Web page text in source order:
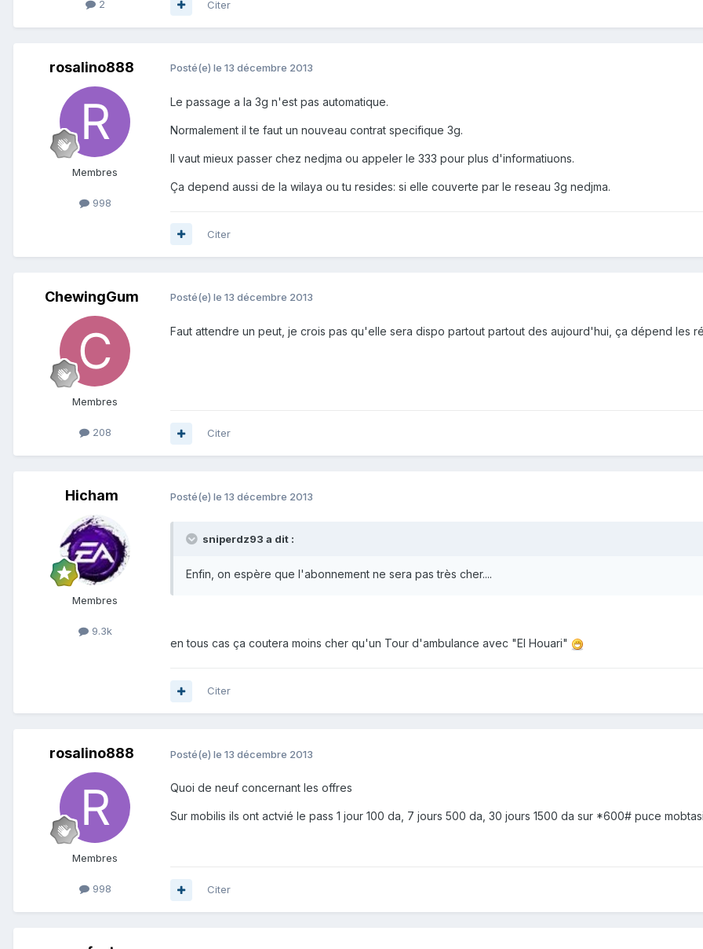
2 Citer
rosalino888
Membres
998
Posté(e) le 13 décembre 2013
Le passage a la 3g n'est pas automatique.
Normalement il te faut un nouveau contrat specifique 3g.
Il vaut mieux passer chez nedjma ou appeler le 333 pour plus d'informatiuons.
Ça depend aussi de la wilaya ou tu resides: si elle couverte par le reseau 3g nedjma.
Citer
ChewingGum
Membres
208
Posté(e) le 13 décembre 2013
Faut attendre un peut, je crois pas qu'elle sera dispo partout partout des aujourd'hui, ça dépend les
Citer
Hicham
Membres
9.3k
Posté(e) le 13 décembre 2013
sniperdz93 a dit :
Enfin, on espère que l'abonnement ne sera pas très cher....
en tous cas ça coutera moins cher qu'un Tour d'ambulance avec "El Houari"
Citer
rosalino888
Membres
998
Posté(e) le 13 décembre 2013
Quoi de neuf concernant les offres
Sur mobilis ils ont actvié le pass 1 jour 100 da, 7 jours 500 da, 30 jours 1500 da sur *600# puce
Citer